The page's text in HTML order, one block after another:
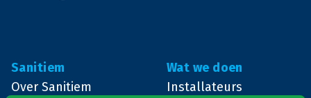
Sanitiem
Over Sanitiem
Wat we doen
Installateurs